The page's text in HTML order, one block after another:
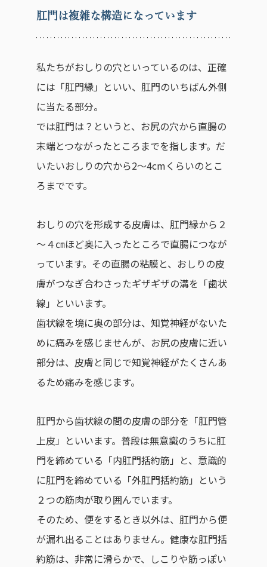
肛門は複雑な構造になっています
私たちがおしりの穴といっているのは、正確
には「肛門縁」といい、肛門のいちばん外側
に当たる部分。
では肛門は？というと、お尻の穴から直腸の
末端とつながったところまでを指します。だ
いたいおしりの穴から2〜4cmくらいのとこ
ろまでです。
おしりの穴を形成する皮膚は、肛門縁から２
～４㎝ほど奥に入ったところで直腸につなが
っています。その直腸の粘膜と、おしりの皮
膚がつなぎ合わさったギザギザの溝を「歯状
線」といいます。
歯状線を境に奥の部分は、知覚神経がないた
めに痛みを感じませんが、お尻の皮膚に近い
部分は、皮膚と同じで知覚神経がたくさんあ
るため痛みを感じます。
肛門から歯状線の間の皮膚の部分を「肛門管
上皮」といいます。普段は無意識のうちに肛
門を締めている「内肛門括約筋」と、意識的
に肛門を締めている「外肛門括約筋」という
２つの筋肉が取り囲んでいます。
そのため、便をするとき以外は、肛門から便
が漏れ出ることはありません。健康な肛門括
約筋は、非常に滑らかで、しこりや筋っぽい